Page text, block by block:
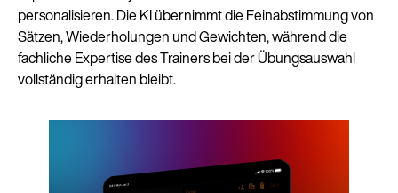
personalisieren. Die KI übernimmt die Feinabstimmung von
Sätzen, Wiederholungen und Gewichten, während die
fachliche Expertise des Trainers bei der Übungsauswahl
vollständig erhalten bleibt.